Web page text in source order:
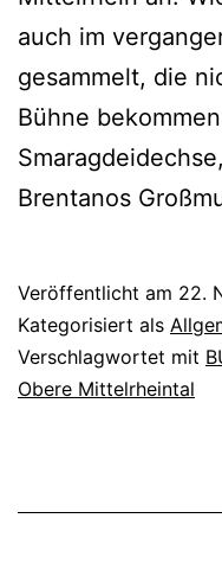
auch im
gesammelt, die
Bühne
Brentanos
Veröffentlicht am 22.
Kategorisiert als
Verschlagwortet mit
Obere Mittelrheintal